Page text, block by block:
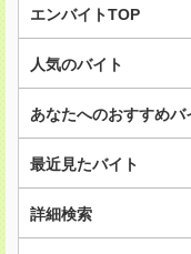
エンバイトTOP
人気のバイト
あなたへのおすすめバ
最近見たバイト
詳細検索